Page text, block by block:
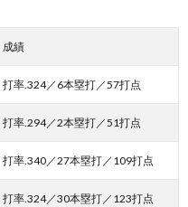
成績
打率.324／6本塁打／57打点
打率.294／2本塁打／51打点
打率.340／27本塁打／109打点
打率.324／30本塁打／123打点